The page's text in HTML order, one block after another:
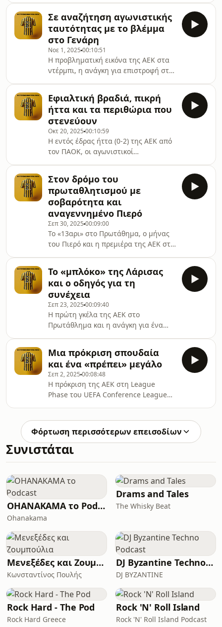
Σε αναζήτηση αγωνιστικής
ταυτότητας με το βλέμμα
στο Γενάρη
Νοε 1, 2025 00:10:51
Η προβληματική εικόνα της ΑΕΚ στα
ντέρμπι, η ανάγκη για επιστροφή στις
επόμενης μεταγραφικής περιόδου.🎙️
Σχολιάζει ο Κυριάκος Μαντζακίδης
Εφιαλτική βραδιά, πικρή
ήττα και τα περιθώρια που
στενεύουν
Οκτ 20, 2025 00:10:59
Η εντός έδρας ήττα (0-2) της ΑΕΚ από
τον ΠΑΟΚ, οι αγωνιστικοί
Κυριάκος Μαντζακίδης
Στον δρόμο του
πρωταθλητισμού με
σοβαρότητα και
αναγεννημένο Πιερό
Σεπ 30, 2025 00:09:00
Το «13αρι» στο Πρωτάθημα, ο μήνας
του Πιερό και η πρεμιέρα της ΑΕΚ στη
Μαντζακίδης
Το «μπλόκο» της Λάρισας
και ο οδηγός για τη
συνέχεια
Σεπ 23, 2025 00:09:40
Η πρώτη γκέλα της ΑΕΚ στο
Πρωτάθλημα και η ανάγκη για ένα
Κυριάκος Μαντζακίδης
Μια πρόκριση σπουδαία
και ένα «πρέπει» μεγάλο
Σεπ 2, 2025 00:08:48
Η πρόκριση της ΑΕΚ στη League
Phase του UEFA Conference League
Σχολιάζει ο Κυριάκος Μαντζακίδης
Φόρτωση περισσότερων επεισοδίων
Συνιστάται
OHANAKAMA το Podcast
Ohanakama
Drams and Tales
The Whisky Beat
Μενεξέδες και Ζουμπούλια
Κωνσταντίνος Πουλής
DJ Byzantine Techno Podcast
DJ BYZANTINE
Rock Hard - The Pod
Rock Hard Greece
Rock 'N' Roll Island
Rock 'N' Roll Island Podcast